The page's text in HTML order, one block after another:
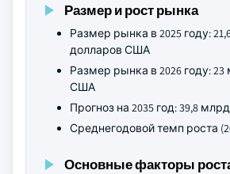
Размер и рост рынка
Размер рынка в 2025 году:
долларов США
Размер рынка в 2026 году:
США
Прогноз на 2035 год: 39,8
Среднегодовой темп роста
Основные факторы